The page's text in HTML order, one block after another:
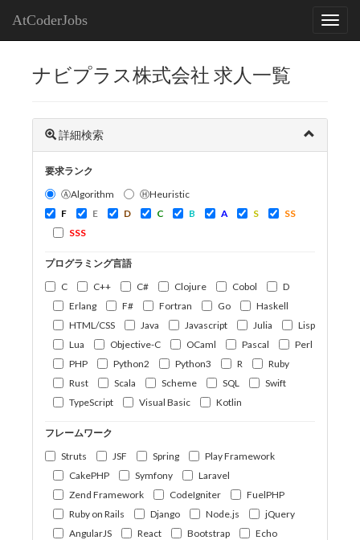
AtCoderJobs
ナビプラス株式会社 求人一覧
詳細検索
要求ランク
ⒶAlgorithm
ⒽHeuristic
F
E D C B A S
SS
SSS
プログラミング言語
C
C++ C# Clojure Cobol
D
Erlang
F# Fortran Go
Haskell
HTML/CSS
Java Javascript Julia
Lisp
Lua
Objective-C OCaml Pascal
Perl
PHP
Python2 Python3 R
Ruby
Rust
Scala Scheme SQL
Swift
TypeScript
Visual Basic Kotlin
フレームワーク
Struts
JSF Spring
Play Framework
CakePHP
Symfony
Laravel
Zend Framework
CodeIgniter
FuelPHP
Ruby on Rails
Django Node.js
jQuery
AngularJS
React Bootstrap
Echo